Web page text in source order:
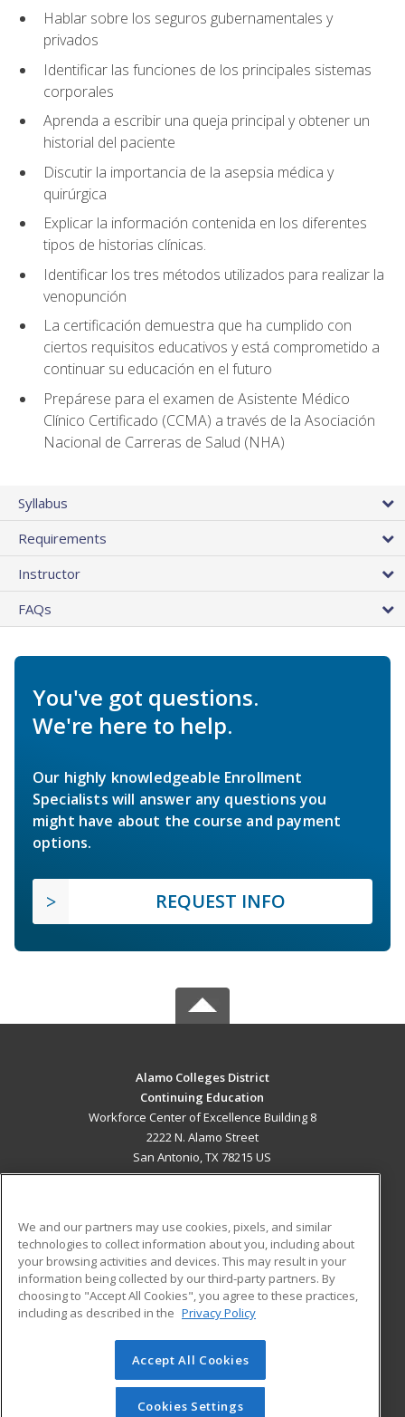
Hablar sobre los seguros gubernamentales y
privados
Identificar las funciones de los principales sistemas
corporales
Aprenda a escribir una queja principal y obtener un
historial del paciente
Discutir la importancia de la asepsia médica y
quirúrgica
Explicar la información contenida en los diferentes
tipos de historias clínicas.
Identificar los tres métodos utilizados para realizar la
venopunción
La certificación demuestra que ha cumplido con
ciertos requisitos educativos y está comprometido a
continuar su educación en el futuro
Prepárese para el examen de Asistente Médico
Clínico Certificado (CCMA) a través de la Asociación
Nacional de Carreras de Salud (NHA)
Syllabus
Requirements
Instructor
FAQs
You've got questions.
We're here to help.
Our highly knowledgeable Enrollment
Specialists will answer any questions you
might have about the course and payment
options.
REQUEST INFO
Alamo Colleges District
Continuing Education
Workforce Center of Excellence Building 8
2222 N. Alamo Street
San Antonio, TX 78215 US
ADDITIONAL RESOURCES
Military
Financial Assistance
Help
Student Blog
© 2026 ed2go, a division of Cengage Learning. All rights
reserved. The material on this site cannot be reproduced or
redistributed unless you have obtained prior written
We and our partners may use cookies, pixels, and similar
technologies to collect information about you, including about
your browsing activities and devices. This may result in your
information being collected by our third-party partners. By
choosing to "Accept All Cookies", you agree to these practices,
including as described in the Privacy Policy
Accept All Cookies
Cookies Settings